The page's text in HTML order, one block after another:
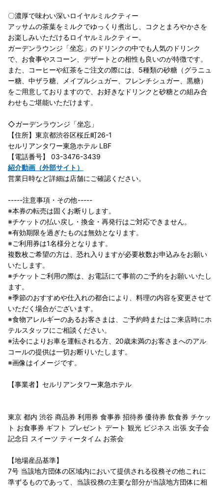
〇濃厚で味わい深いロイヤルミルクティー
アッサムの茶葉をミルクでゆっくり煮出し、コクとまろやかさを
お楽しみいただけるロイヤルミルクティー。
ガーデンラウンジ「坐忘」のドリンクの中でも人気のドリンク
で、お食事やスコーン、デザートとの相性も良いのが特徴です。
また、コーヒーや紅茶をご注文の際には、5種類の砂糖（グラニュ
ー糖、中ザラ糖、メイプルシュガー、フレンチシュガー、黒糖）
をご用意しておりますので、お好きなドリンクと砂糖との組み合
わせもご堪能いただけます。
◇ガーデンラウンジ「坐忘」
【住所】東京都渋谷区桜丘町26-1
セルリアンタワー東急ホテル LBF
【電話番号】 03-3476-3439
紹介動画（外部サイト）
営業日時など詳細は店舗にご確認ください。
-----注意事項・その他-----
※本券の転売は固くお断りします。
※チケットの払い戻し・換金・再発行はご対応できません。
※有効期限を過ぎたものは無効となります。
※ご利用券は1名様分となります。
複数枚ご希望の方は、恐れ入りますが必要枚数お申込みをお願い
いたします。
※チケットご利用の際は、お電話にて事前のご予約をお願いいたし
ます。
※季節のおすすめや仕入れの都合により、料理の内容を変更させて
いただく場合がございます。
※食物アレルギーのあるお客さまは、ご予約時またはご来店時にホ
テルスタッフにご相談ください。
※法令によりお車を運転される方、20歳未満のお客さまへのアル
コールの提供は一切お断りいたします。
※画像はイメージです。
【事業者】セルリアンタワー東急ホテル
東京 都内 渋谷 商品券 利用券 食事券 招待券 優待券 飲食券 チケッ
ト お食事券 ギフト プレゼント デート 観光 ビジネス 出張 女子会
記念日 スイーツ ティータイム お茶会
【地場産品基準】
7号 当該地方団体の区域内において提供される役務その他これに
準ずるものであって、当該役務の主要な部分が当該地方団体に相